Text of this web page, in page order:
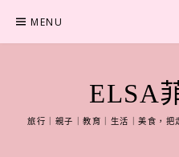
content
MENU
ELSA
旅行｜親子｜教育｜生活｜美食，把